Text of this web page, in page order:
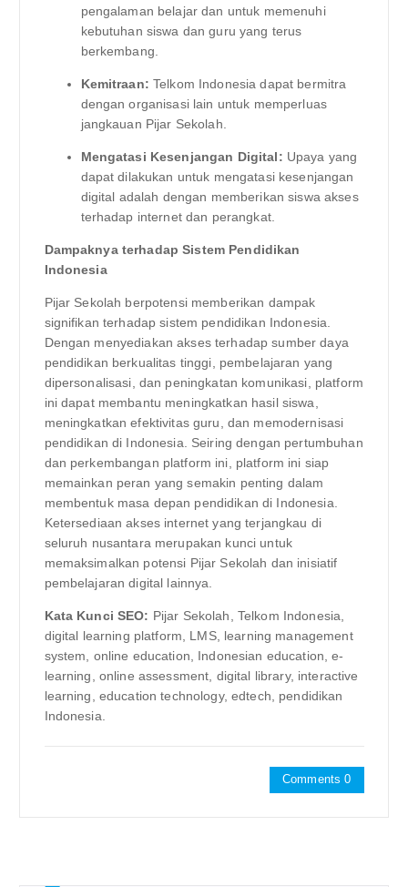
pengalaman belajar dan untuk memenuhi
kebutuhan siswa dan guru yang terus
berkembang.
Kemitraan: Telkom Indonesia dapat bermitra
dengan organisasi lain untuk memperluas
jangkauan Pijar Sekolah.
Mengatasi Kesenjangan Digital: Upaya yang
dapat dilakukan untuk mengatasi kesenjangan
digital adalah dengan memberikan siswa akses
terhadap internet dan perangkat.
Dampaknya terhadap Sistem Pendidikan
Indonesia
Pijar Sekolah berpotensi memberikan dampak
signifikan terhadap sistem pendidikan Indonesia.
Dengan menyediakan akses terhadap sumber daya
pendidikan berkualitas tinggi, pembelajaran yang
dipersonalisasi, dan peningkatan komunikasi, platform
ini dapat membantu meningkatkan hasil siswa,
meningkatkan efektivitas guru, dan memodernisasi
pendidikan di Indonesia. Seiring dengan pertumbuhan
dan perkembangan platform ini, platform ini siap
memainkan peran yang semakin penting dalam
membentuk masa depan pendidikan di Indonesia.
Ketersediaan akses internet yang terjangkau di
seluruh nusantara merupakan kunci untuk
memaksimalkan potensi Pijar Sekolah dan inisiatif
pembelajaran digital lainnya.
Kata Kunci SEO: Pijar Sekolah, Telkom Indonesia,
digital learning platform, LMS, learning management
system, online education, Indonesian education, e-
learning, online assessment, digital library, interactive
learning, education technology, edtech, pendidikan
Indonesia.
Comments 0